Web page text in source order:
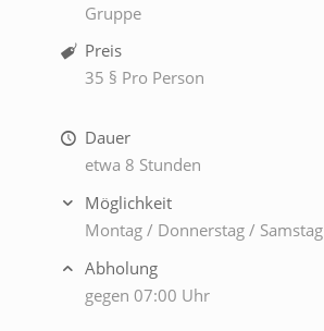
Gruppe
Preis
35 § Pro Person
Dauer
etwa 8 Stunden
Möglichkeit
Montag / Donnerstag / Samstag
Abholung
gegen 07:00 Uhr